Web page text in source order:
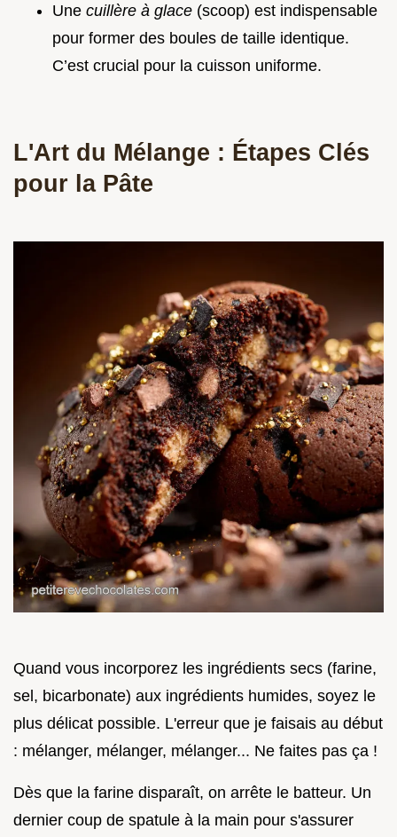
Une cuillère à glace (scoop) est indispensable
pour former des boules de taille identique.
C’est crucial pour la cuisson uniforme.
L'Art du Mélange : Étapes Clés
pour la Pâte
Quand vous incorporez les ingrédients secs (farine,
sel, bicarbonate) aux ingrédients humides, soyez le
plus délicat possible. L'erreur que je faisais au début
: mélanger, mélanger, mélanger... Ne faites pas ça !
Dès que la farine disparaît, on arrête le batteur. Un
dernier coup de spatule à la main pour s'assurer